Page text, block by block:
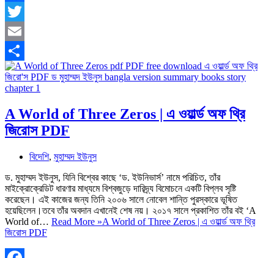
Facebook
Twitter
Email
Share
A World of Three Zeros | এ ওয়ার্ল্ড অফ থ্রি
জিরোস PDF
বিদেশি, মুহাম্মদ ইউনুস
ড. মুহাম্মদ ইউনুস, যিনি বিশ্বের কাছে ‘ড. ইউনিভার্স’ নামে পরিচিত, তাঁর
মাইক্রোক্রেডিট ধারণার মাধ্যমে বিশ্বজুড়ে দারিদ্র্য বিমোচনে একটি বিপ্লব সৃষ্টি
করেছেন। এই কাজের জন্য তিনি ২০০৬ সালে নোবেল শান্তি পুরস্কারে ভূষিত
হয়েছিলেন।তবে তাঁর অবদান এখানেই শেষ নয়। ২০১৭ সালে প্রকাশিত তাঁর বই ‘A
World of… Read More »A World of Three Zeros | এ ওয়ার্ল্ড অফ থ্রি
জিরোস PDF